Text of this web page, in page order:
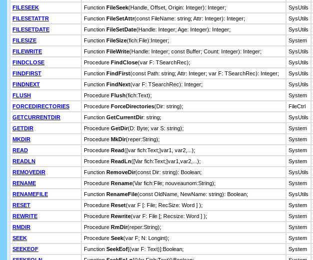
FILESEEK
Function FileSeek(Handle, Offset, Origin: Integer): Integer; SysUtils
FILESETATTR
Function FileSetAttr(const FileName: string; Attr: Integer): Integer; SysUtils
FILESETDATE
Function FileSetDate(Handle: Integer; Age: Integer): Integer; SysUtils
FILESIZE
Function FileSize(fich:File):Integer; System
FILEWRITE
Function FileWrite(Handle: Integer; const Buffer; Count: Integer): Integer; SysUtils
FINDCLOSE
Procedure FindClose(var F: TSearchRec); SysUtils
FINDFIRST
Function FindFirst(const Path: string; Attr: Integer; var F: TSearchRec): Integer; SysUtils
FINDNEXT
Function FindNext(var F: TSearchRec): Integer; SysUtils
FLUSH
Procedure Flush(fich:Text); System
FORCEDIRECTORIES
Procedure ForceDirectories(Dir: string); FileCtrl
GETCURRENTDIR
Function GetCurrentDir: string; SysUtils
GETDIR
Procedure GetDir(D: Byte; var S: string); System
MKDIR
Procedure MkDir(reper:String); System
READ
Procedure Read([var fich:Text;]var1, var2,...); System
READLN
Procedure ReadLn([Var fich:Text;]var1,var2,...); System
REMOVEDIR
Function RemoveDir(const Dir: string): Boolean; SysUtils
RENAME
Procedure Rename(Var fich:File; nouveaunom:String); System
RENAMEFILE
Function RenameFile(const OldName, NewName: string): Boolean; SysUtils
RESET
Procedure Reset(var F [: File; RecSize: Word ] ); System
REWRITE
Procedure Rewrite(var F: File [; Recsize: Word ] ); System
RMDIR
Procedure RmDir(reper:String); System
SEEK
Procedure Seek(var F; N: Longint); System
SEEKEOF
Function SeekEof[(var F: Text)]:Boolean; System